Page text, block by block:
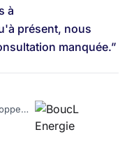
à
présent, nous
manquée.”
Cheffe de projets Développement